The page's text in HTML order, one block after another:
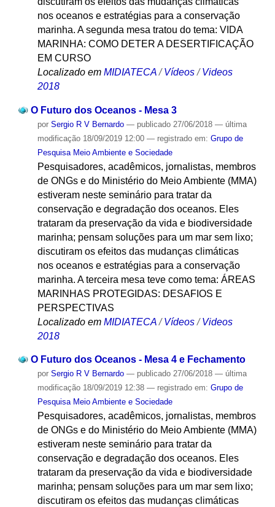
nos oceanos e estratégias para a conservação
marinha. A segunda mesa tratou do tema: VIDA
MARINHA: COMO DETER A DESERTIFICAÇÃO
EM CURSO
Localizado em MIDIATECA /Vídeos /Videos
2018
O Futuro dos Oceanos - Mesa 3
por Sergio R V Bernardo — publicado27/06/2018 — última
modificação18/09/2019 12:00 — registrado em: Grupo de
Pesquisa Meio Ambiente e Sociedade
Pesquisadores, acadêmicos, jornalistas, membros
de ONGs e do Ministério do Meio Ambiente (MMA)
estiveram neste seminário para tratar da
conservação e degradação dos oceanos. Eles
trataram da preservação da vida e biodiversidade
marinha; pensam soluções para um mar sem lixo;
discutiram os efeitos das mudanças climáticas
nos oceanos e estratégias para a conservação
marinha. A terceira mesa teve como tema: ÁREAS
MARINHAS PROTEGIDAS: DESAFIOS E
PERSPECTIVAS
Localizado em MIDIATECA /Vídeos /Videos
2018
O Futuro dos Oceanos - Mesa 4 e Fechamento
por Sergio R V Bernardo — publicado27/06/2018 — última
modificação18/09/2019 12:38 — registrado em: Grupo de
Pesquisa Meio Ambiente e Sociedade
Pesquisadores, acadêmicos, jornalistas, membros
de ONGs e do Ministério do Meio Ambiente (MMA)
estiveram neste seminário para tratar da
conservação e degradação dos oceanos. Eles
trataram da preservação da vida e biodiversidade
marinha; pensam soluções para um mar sem lixo;
discutiram os efeitos das mudanças climáticas